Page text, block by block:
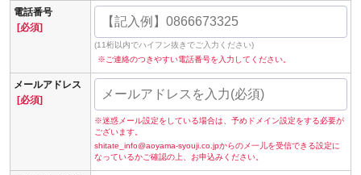
電話番号
[必須]
(11桁以内でハイフン抜きでご入力ください)
※ご連絡のつきやすい電話番号を入力してください。
メールアドレス
[必須]
※迷惑メール設定をしている場合は、予めドメイン設定をする必要が
ございます。
shitate_info@aoyama-syouji.co.jpからのメ一儿を受信できる設定に
なっているかご確認の上、お申込みください。